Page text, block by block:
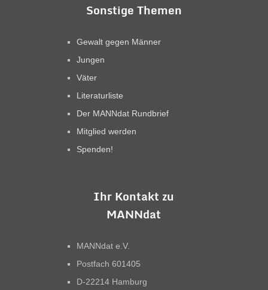
Sonstige Themen
Gewalt gegen Männer
Jungen
Väter
Literaturliste
Der MANNdat Rundbrief
Mitglied werden
Spenden!
Ihr Kontakt zu
MANNdat
MANNdat e.V.
Postfach 601405
D-22214 Hamburg